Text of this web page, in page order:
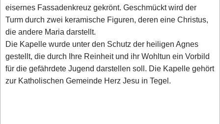
eisernes Fassadenkreuz gekrönt. Geschmückt wird der
Turm durch zwei keramische Figuren, deren eine Christus,
die andere Maria darstellt.
Die Kapelle wurde unter den Schutz der heiligen Agnes
gestellt, die durch Ihre Reinheit und ihr Wohltun ein Vorbild
für die gefährdete Jugend darstellen soll. Die Kapelle gehört
zur Katholischen Gemeinde Herz Jesu in Tegel.